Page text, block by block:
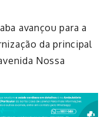
avançou para a
da principal
Nossa